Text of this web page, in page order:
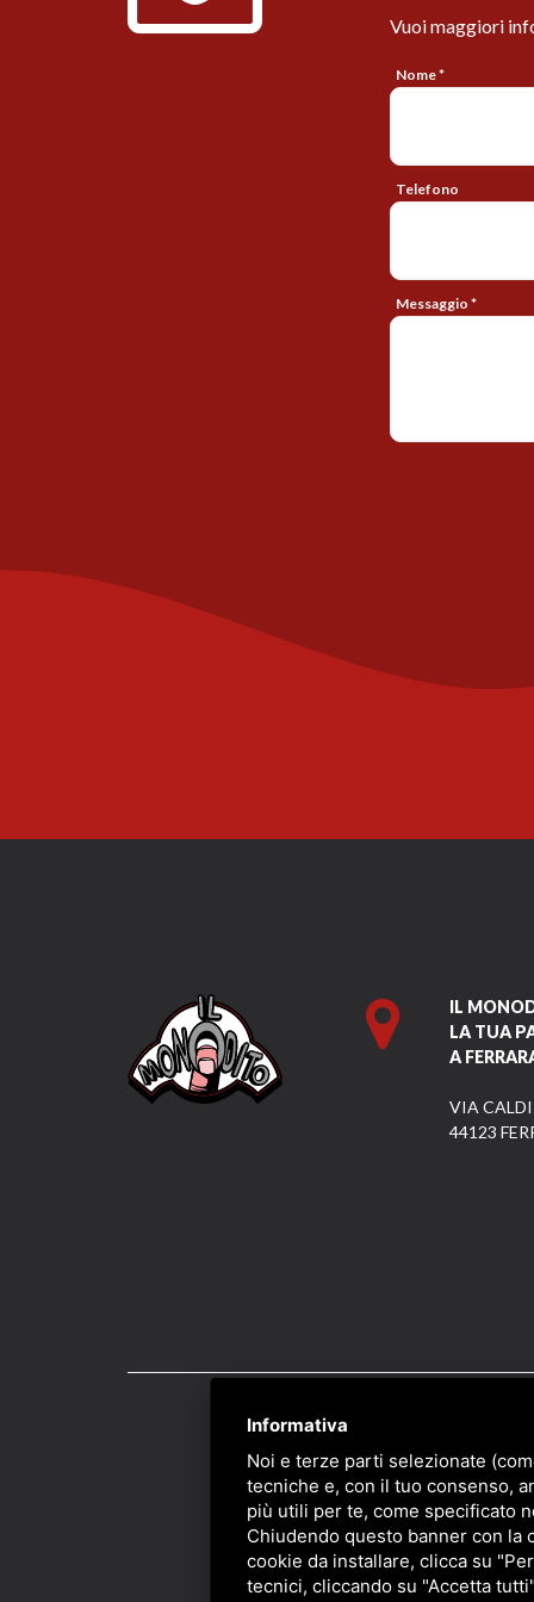
Vuoi maggiori
Nome *
Telefono
Messaggio *
IL
LA TUA
A
VIA
44123
Informativa
Noi e terze parti selezionate
tecniche e, con il tuo consenso,
più utili per te, come specificato
Chiudendo questo banner con la
cookie da installare, clicca su
tecnici, cliccando su "Accetta